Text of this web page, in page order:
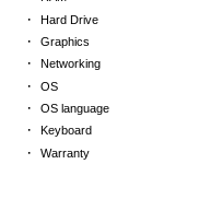
· Hard Drive
· Graphics
· Networking
· OS
· OS language
· Keyboard
· Warranty